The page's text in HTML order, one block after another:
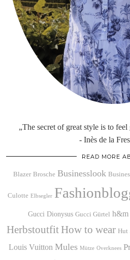
„The secret of great style is to
- Inès de la
READ MORE
Blazer Brosche Businesslook
Culotte Elbsegler
Gucci Dionysus Gucci Gürtel h&m
Herbstoutfit How to wear Hut
Louis Vuitton Mules Mütze Overknees